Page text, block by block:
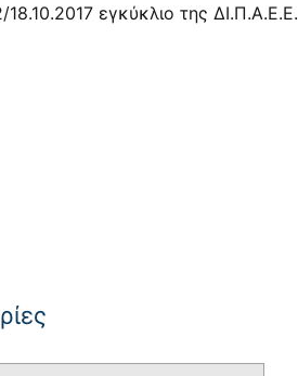
18.10.2017 εγκύκλιο της ΔΙ.Π.Α.Ε.Ε.